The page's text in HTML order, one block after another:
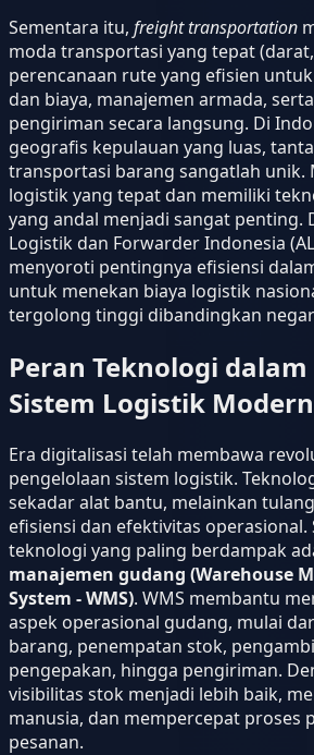
Sementara itu, freight transportation
moda transportasi yang tepat
perencanaan rute yang efisien
dan biaya, manajemen armada,
pengiriman secara langsung. Di
geografis kepulauan yang luas,
transportasi barang sangatlah unik.
logistik yang tepat dan memiliki
yang andal menjadi sangat penting.
Logistik dan Forwarder Indonesia
menyoroti pentingnya efisiensi
untuk menekan biaya logistik
tergolong tinggi dibandingkan
Peran Teknologi
Sistem Logistik Modern
Era digitalisasi telah membawa
pengelolaan sistem logistik.
sekadar alat bantu, melainkan
efisiensi dan efektivitas operasional.
teknologi yang paling berdampak
manajemen gudang (Warehouse
System - WMS). WMS membantu
aspek operasional gudang, mulai
barang, penempatan stok,
pengepakan, hingga pengiriman.
visibilitas stok menjadi lebih baik,
manusia, dan mempercepat proses
pesanan.